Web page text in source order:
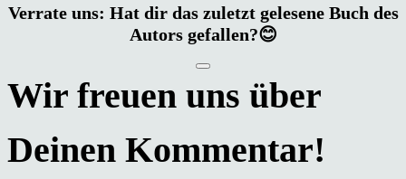
Verrate uns: Hat dir das zuletzt gelesene Buch des
Autors gefallen?😊